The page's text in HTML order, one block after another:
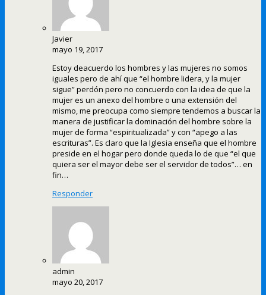
Javier
mayo 19, 2017
Estoy deacuerdo los hombres y las mujeres no somos
iguales pero de ahí que “el hombre lidera, y la mujer
sigue” perdón pero no concuerdo con la idea de que la
mujer es un anexo del hombre o una extensión del
mismo, me preocupa como siempre tendemos a buscar la
manera de justificar la dominación del hombre sobre la
mujer de forma “espiritualizada” y con “apego a las
escrituras”. Es claro que la Iglesia enseña que el hombre
preside en el hogar pero donde queda lo de que “el que
quiera ser el mayor debe ser el servidor de todos”… en
fin…
Responder
admin
mayo 20, 2017